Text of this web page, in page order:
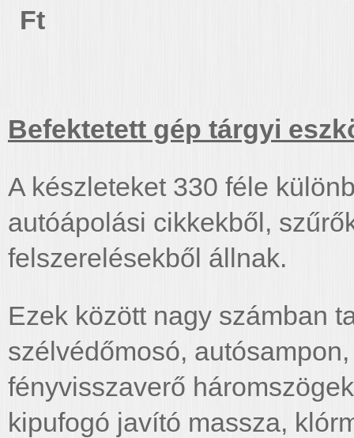
Ft
Befektetett gép tárgyi
A készleteket 330 féle
autóápolási cikkekből,
felszerelésekből állnak.
Ezek között nagy számban
szélvédőmosó,
fényvisszaverő
kipufogó javító massza,